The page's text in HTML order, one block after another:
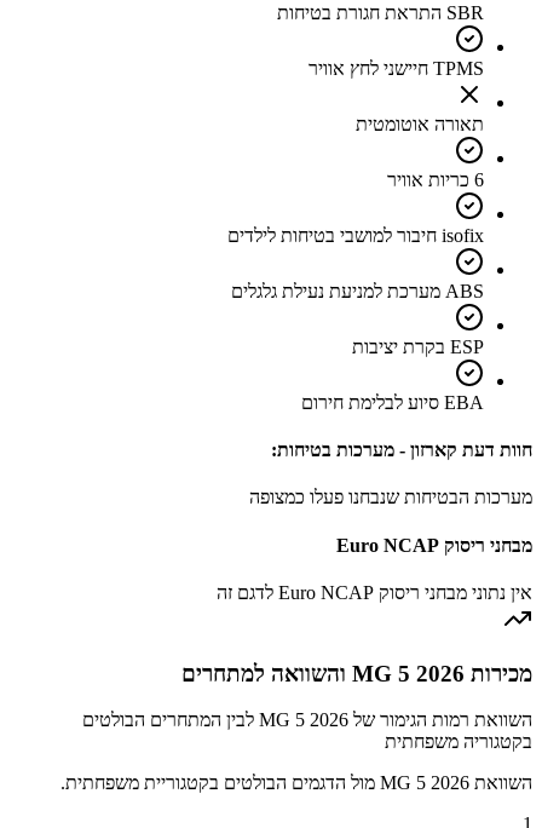
SBR התראת חגורת בטיחות
TPMS חיישני לחץ אוויר
תאורה אוטומטית
6 כריות אוויר
isofix חיבור למושבי בטיחות לילדים
ABS מערכת למניעת נעילת גלגלים
ESP בקרת יציבות
EBA סיוע לבלימת חירום
חוות דעת קארזון - מערכות בטיחות:
מערכות הבטיחות שנבחנו פעלו כמצופה
מבחני ריסוק Euro NCAP
אין נתוני מבחני ריסוק Euro NCAP לדגם זה
מכירות MG 5 2026 והשוואה למתחרים
השוואת רמות הגימור של MG 5 2026 לבין המתחרים הבולטים
בקטגוריה משפחתית
השוואת MG 5 2026 מול הדגמים הבולטים בקטגוריית משפחתית.